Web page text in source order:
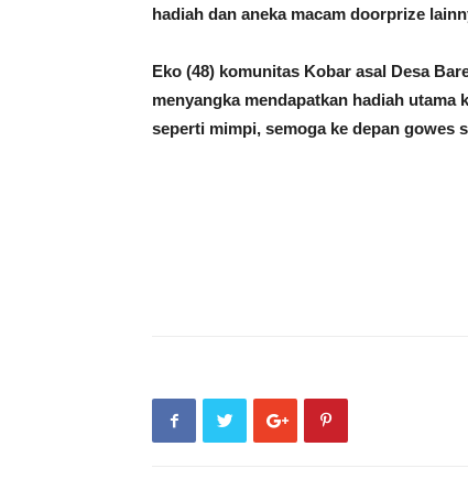
hadiah dan aneka macam doorprize
Eko (48) komunitas Kobar asal Desa
menyangka mendapatkan hadiah
seperti mimpi, semoga ke depan gowes